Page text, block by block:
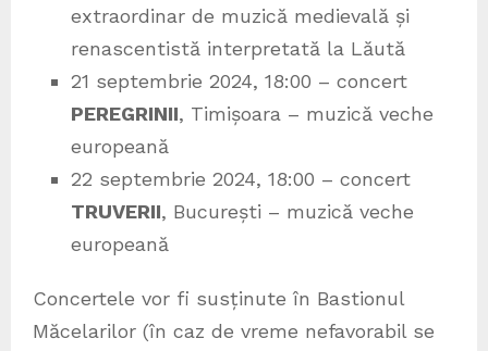
extraordinar de muzică medievală și
renascentistă interpretată la Lăută
21 septembrie 2024, 18:00 – concert
PEREGRINII, Timișoara – muzică veche
europeană
22 septembrie 2024, 18:00 – concert
TRUVERII, București – muzică veche
europeană
Concertele vor fi susținute în Bastionul
Măcelarilor (în caz de vreme nefavorabil se